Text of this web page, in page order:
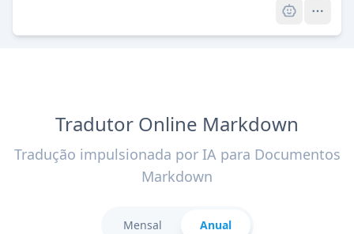
Tradutor Online Markdown
Tradução impulsionada por IA para Documentos
Markdown
Mensal Anual